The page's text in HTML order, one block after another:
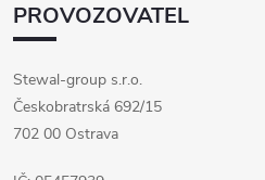
PROVOZOVATEL
Stewal-group s.r.o.
Českobratrská 692/15
702 00 Ostrava